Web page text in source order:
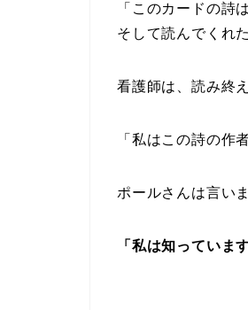
「このカードの
そして読んでくれ
看護師は、読み終
「私はこの詩の作
ポールさんは言い
「私は知ってい